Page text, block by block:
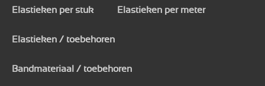
Elastieken per stuk Elastieken per meter
Elastieken / toebehoren
Bandmateriaal / toebehoren